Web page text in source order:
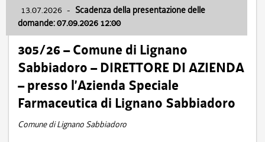
13.07.2026 - Scadenza della presentazione delle
domande: 07.09.2026 12:00
305/26 – Comune di Lignano
Sabbiadoro – DIRETTORE DI AZIENDA
– presso l’Azienda Speciale
Farmaceutica di Lignano Sabbiadoro
Comune di Lignano Sabbiadoro